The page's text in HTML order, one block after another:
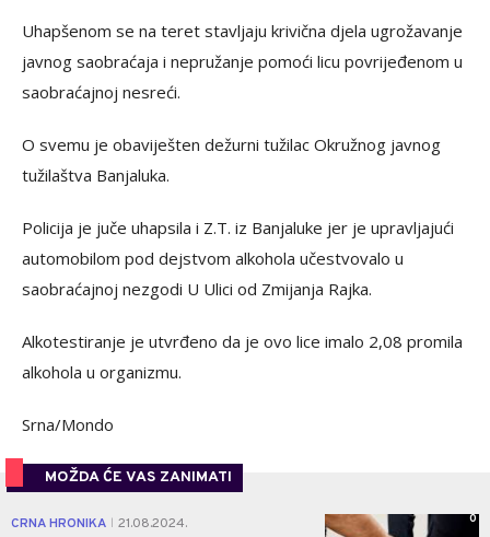
Uhapšenom se na teret stavljaju krivična djela ugrožavanje
javnog saobraćaja i nepružanje pomoći licu povrijeđenom u
saobraćajnoj nesreći.
O svemu je obaviješten dežurni tužilac Okružnog javnog
tužilaštva Banjaluka.
Policija je juče uhapsila i Z.T. iz Banjaluke jer je upravljajući
automobilom pod dejstvom alkohola učestvovalo u
saobraćajnoj nezgodi U Ulici od Zmijanja Rajka.
Alkotestiranje je utvrđeno da je ovo lice imalo 2,08 promila
alkohola u organizmu.
Srna/Mondo
MOŽDA ĆE VAS ZANIMATI
CRNA HRONIKA 21.08.2024. 0